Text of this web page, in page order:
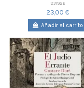
931926
23,00 €
Añadir al carrito